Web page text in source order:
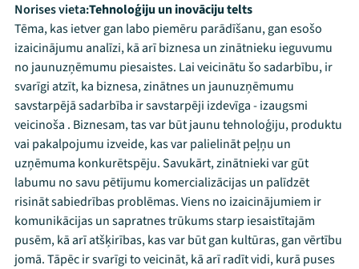
Norises vieta:Tehnoloģiju un inovāciju telts
Tēma, kas ietver gan labo piemēru parādīšanu, gan esošo
izaicinājumu analīzi, kā arī biznesa un zinātnieku ieguvumu
no jaunuzņēmumu piesaistes. Lai veicinātu šo sadarbību, ir
svarīgi atzīt, ka biznesa, zinātnes un jaunuzņēmumu
savstarpējā sadarbība ir savstarpēji izdevīga - izaugsmi
veicinoša . Biznesam, tas var būt jaunu tehnoloģiju, produktu
vai pakalpojumu izveide, kas var palielināt peļņu un
uzņēmuma konkurētspēju. Savukārt, zinātnieki var gūt
labumu no savu pētījumu komercializācijas un palīdzēt
risināt sabiedrības problēmas. Viens no izaicinājumiem ir
komunikācijas un sapratnes trūkums starp iesaistītajām
pusēm, kā arī atšķirības, kas var būt gan kultūras, gan vērtību
jomā. Tāpēc ir svarīgi to veicināt, kā arī radīt vidi, kurā puses